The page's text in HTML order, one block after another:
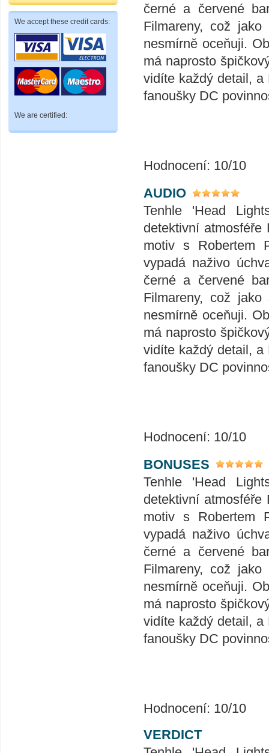
We accept these credit cards:
We are certified:
černé a červené
Filmareny, což
nesmírně oceňuji.
má naprosto
vidíte každý detail, a
fanoušky DC
Hodnocení: 10/10
AUDIO
Tenhle 'Head
detektivní atmosféře
motiv s Robertem
vypadá naživo
černé a červené
Filmareny, což
nesmírně oceňuji.
má naprosto
vidíte každý detail, a
fanoušky DC
Hodnocení: 10/10
BONUSES
Tenhle 'Head
detektivní atmosféře
motiv s Robertem
vypadá naživo
černé a červené
Filmareny, což
nesmírně oceňuji.
má naprosto
vidíte každý detail, a
fanoušky DC
Hodnocení: 10/10
VERDICT